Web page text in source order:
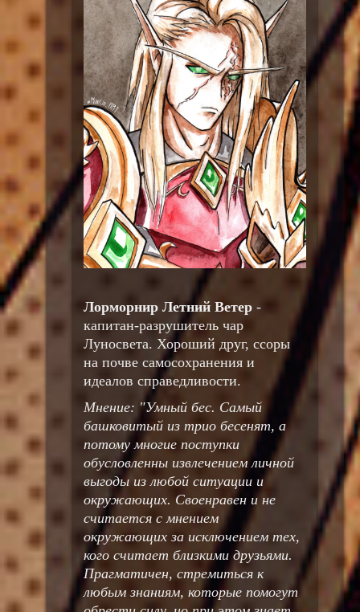
Лорморнир Летний Ветер -
капитан-разрушитель чар
Луносвета. Хороший друг, ссоры
на почве самосохранения и
идеалов справедливости.
Мнение: "Умный бес. Самый
башковитый из трио бесенят, а
потому многие поступки
обусловленны извлечением личной
выгоды из любой ситуации и
окружающих. Своенравен и не
считается с мнением
окружающих за исключением тех,
кого считает близкими друзьями.
Прагматичен, стремиться к
любым знаниям, которые помогут